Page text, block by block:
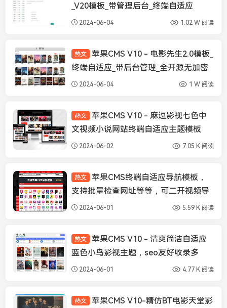
_V20模板_带管理后台_终端自适应
2024-06-04 1.02 W 阅读
苹果CMS模板
热文
苹果CMS V10 - 电影先生2.0模板_
终端自适应_带后台管理_全开源无加密
2024-06-04 1 W 阅读
苹果CMS模板
热文
苹果CMS V10 - 麻逗影视七色中
文视频小说网站终端自适应主题模板
2024-06-02 7.05 K 阅读
苹果CMS模板
热文
苹果CMS终端自适应导航模板，
支持批量检查网址等等，可二开视频导
航一体站
2024-06-01 5.59 K 阅读
苹果CMS模板
热文
苹果CMS V10 - 清爽简洁自适应
蓝色小鸟影视主题，seo友好收录多
2024-06-01 4.77 K 阅读
苹果CMS模板
热文
苹果CMS V10-精仿BT电影天堂影